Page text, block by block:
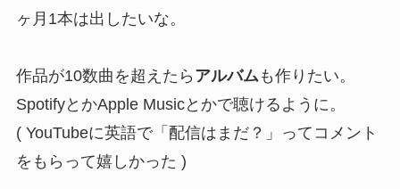
ヶ月1本は出したいな。
作品が10数曲を超えたら アルバムも作りたい。
SpotifyとかApple Musicとかで聴けるように。
( YouTubeに英語で「配信はまだ？」ってコメント
をもらって嬉しかった )